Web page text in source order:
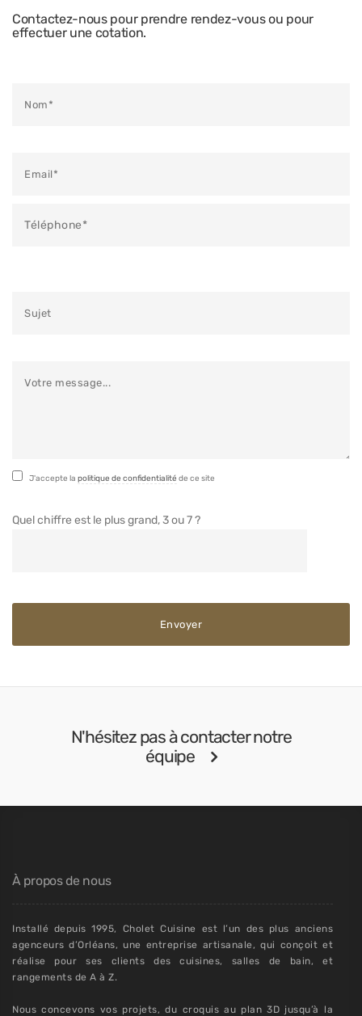
Contactez-nous pour prendre rendez-vous ou pour
effectuer une cotation.
J'accepte lapolitique de confidentialité de ce site
Quel chiffre est le plus grand, 3 ou 7 ?
N'hésitez pas à contacter notre
équipe
À propos de nous
Installé depuis 1995, Cholet Cuisine est l’un des plus anciens
agenceurs d’Orléans, une entreprise artisanale, qui conçoit et
réalise pour ses clients des cuisines, salles de bain, et
rangements de A à Z.
Nous concevons vos projets, du croquis au plan 3D jusqu’à la